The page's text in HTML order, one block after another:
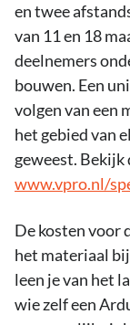
en twee
van 11 en 18
deelnemers
bouwen. Een
volgen van een
het gebied van
geweest. Bekijk
www.vpro.nl/
De kosten voor
het materiaal
leen je van het
wie zelf een